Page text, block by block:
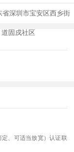
省深圳市宝安区西乡街
道固戍社区
、可适当放宽）认证联